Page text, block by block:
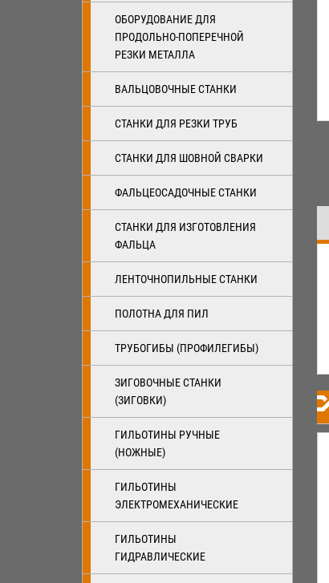
ОБОРУДОВАНИЕ ДЛЯ
ПРОДОЛЬНО-ПОПЕРЕЧНОЙ
РЕЗКИ МЕТАЛЛА
ВАЛЬЦОВОЧНЫЕ СТАНКИ
СТАНКИ ДЛЯ РЕЗКИ ТРУБ
СТАНКИ ДЛЯ ШОВНОЙ СВАРКИ
ФАЛЬЦЕОСАДОЧНЫЕ СТАНКИ
СТАНКИ ДЛЯ ИЗГОТОВЛЕНИЯ
ФАЛЬЦА
ЛЕНТОЧНОПИЛЬНЫЕ СТАНКИ
ПОЛОТНА ДЛЯ ПИЛ
ТРУБОГИБЫ (ПРОФИЛЕГИБЫ)
ЗИГОВОЧНЫЕ СТАНКИ
(ЗИГОВКИ)
ГИЛЬОТИНЫ РУЧНЫЕ
(НОЖНЫЕ)
ГИЛЬОТИНЫ
ЭЛЕКТРОМЕХАНИЧЕСКИЕ
ГИЛЬОТИНЫ
ГИДРАВЛИЧЕСКИЕ